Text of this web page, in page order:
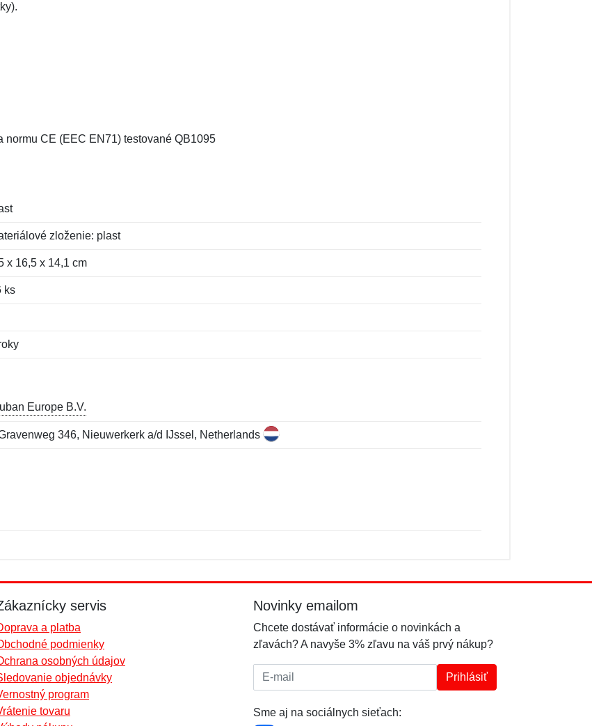
normu CE (EEC EN71) testované QB1095
zloženie: plast
x 16,5 x 14,1 cm
ks
Europe B.V.
346, Nieuwerkerk a/d IJssel, Netherlands
servis
a platba
podmienky
osobných údajov
objednávky
program
tovaru
Novinky emailom
Chcete dostávať informácie o novinkách a
zľavách? A navyše 3% zľavu na váš prvý nákup?
E-mail: Prihlásiť
Sme aj na sociálnych sieťach: